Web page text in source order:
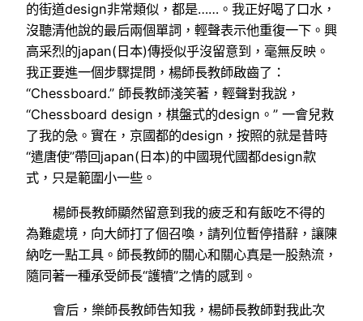
的街道design非常類似，都是……。我正好喝了口水，
沒聽清他說的最后兩個單詞，輕聲表示他重復一下。興
高采烈的japan(日本)傳授似乎沒留意到，毫無反映。
我正要進一個步驟提問，楊師長教師啟齒了：
“Chessboard.” 師長教師淺笑著，輕聲對我說，
“Chessboard design，棋盤式的design。” 一會兒救
了我的急。實在，京國都的design，按照的就是昔時
“遣唐使”帶回japan(日本)的中國現代國都design款
式，只是範圍小一些。
楊師長教師顯然留意到我的疲乏和有飯吃不得的
為難處境，向大師打了個召喚，請列位暫停措辭，讓陳
納吃一點工具。師長教師的關心和關心真是一股熱流，
隨同著一種承受師長“護犢”之情的感到。
會后，樂師長教師告知我，楊師長教師對我此次